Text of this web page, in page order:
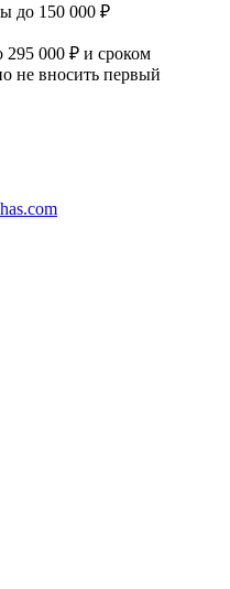
до 150 000 ₽
000 ₽ и сроком
не вносить первый